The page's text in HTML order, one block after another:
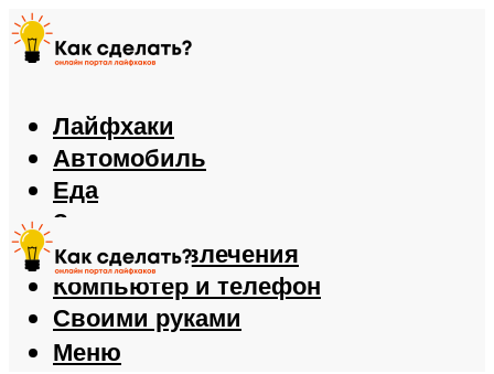
Лайфхаки
Автомобиль
Еда
Здоровье
Игры и развлечения
Компьютер и телефон
Своими руками
Меню